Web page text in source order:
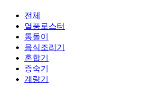
전체
열풍로스터
통돌이
음식조리기
혼합기
증숙기
계량기